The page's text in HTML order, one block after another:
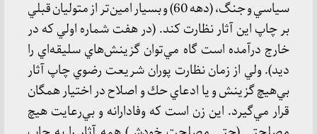
سياسي و جنگ، (دهه 60) و بسيار امين‌تر از متوليان قبلي
بر چاپ اين آثار نظارت كند. (در هفت شماره اولي كه در
خارج درآمده است گاه مي‌توان گزينش‌هاي سليقه‌اي را
ديد). ولي از زمان نظارت پوران شريعت رضوي چاپ آثار
بي‌هيچ گزينش و يا ادعاي حك و اصلاح در اختيار همگان
قرار مي‌گيرد. اين زن است كه وفادارانه و بي‌رعايت هيچ